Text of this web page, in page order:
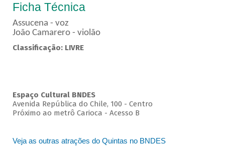
Ficha Técnica
Assucena - voz
João Camarero - violão
Classificação: LIVRE
Espaço Cultural BNDES
Avenida República do Chile, 100 - Centro
Próximo ao metrô Carioca - Acesso B
Veja as outras atrações do Quintas no BNDES